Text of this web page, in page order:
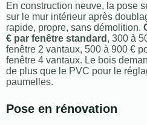
En construction neuve, la pose
sur le mur intérieur après
rapide, propre, sans démolition.
€ par fenêtre standard , 300 à
fenêtre 2 vantaux, 500 à 900 €
fenêtre 4 vantaux. Le bois
de plus que le PVC pour le
paumelles.
Pose en rénovation